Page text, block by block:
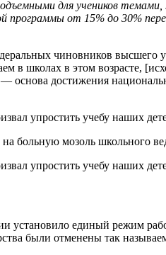
для учеников
от 15% до 30%
чиновников высшего
в школах в этом возрасте,
— основа достижения
мозоль школьного
установило единый режим
были отменены так